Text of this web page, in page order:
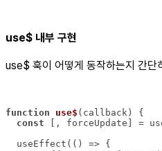
use$ 내부 구현
use$ 훅이 어떻게 동작하는지 간단
function use$ ( callback )
const [, forceUpdate] =
  useEffect(
() =>